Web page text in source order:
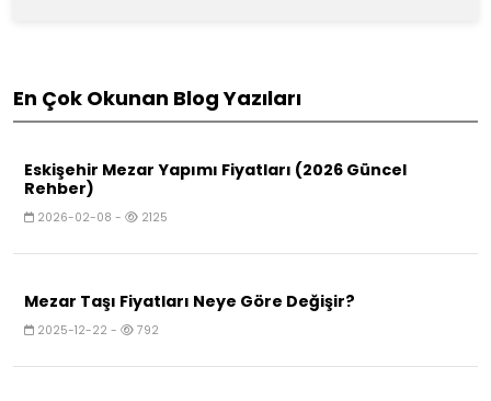
En Çok Okunan Blog Yazıları
Eskişehir Mezar Yapımı Fiyatları (2026 Güncel
Rehber)
2026-02-08 - 2125
Mezar Taşı Fiyatları Neye Göre Değişir?
2025-12-22 - 792